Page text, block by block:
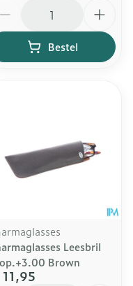
Bestel
Leesbril
Brown